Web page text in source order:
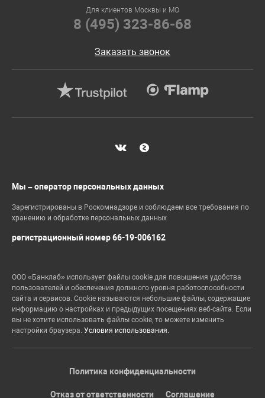
Для клиентов Москвы и МО
8 (495) 323-86-68
Заказать звонок
Мы – оператор персональных данных
Зарегистрированы в Роскомнадзоре и соблюдаем все требования по
хранению и обработке персональных данных
регистрационный номер 66-19-006162
ООО «Банклаб» использует файлы cookie для повышения удобства
пользователей и обеспечения должного уровня работоспособности
сайта и сервисов. Cookie называются небольшие файлы, содержащие
информацию о настройках и предыдущих посещениях веб-сайта. Если
вы не хотите использовать файлы cookie, то можете изменить
настройки браузера. Условия использования.
Политика конфиденциальности
Отказ от ответственности Соглашение